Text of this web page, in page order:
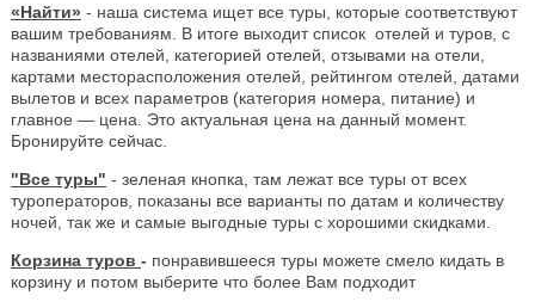
«Найти» - наша система ищет все туры, которые соответствуют
вашим требованиям. В итоге выходит список отелей и туров, с
названиями отелей, категорией отелей, отзывами на отели,
картами месторасположения отелей, рейтингом отелей, датами
вылетов и всех параметров (категория номера, питание) и
главное — цена. Это актуальная цена на данный момент.
Бронируйте сейчас.
"Все туры" - зеленая кнопка, там лежат все туры от всех
туроператоров, показаны все варианты по датам и количеству
ночей, так же и самые выгодные туры с хорошими скидками.
Корзина туров - понравившееся туры можете смело кидать в
корзину и потом выберите что более Вам подходит